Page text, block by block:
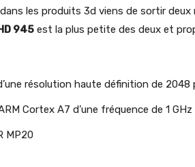
les produits 3d viens de sortir
945 est la plus petite des deux et
résolution haute définition de 2048
Cortex A7 d’une fréquence de 1 GHz
MP20